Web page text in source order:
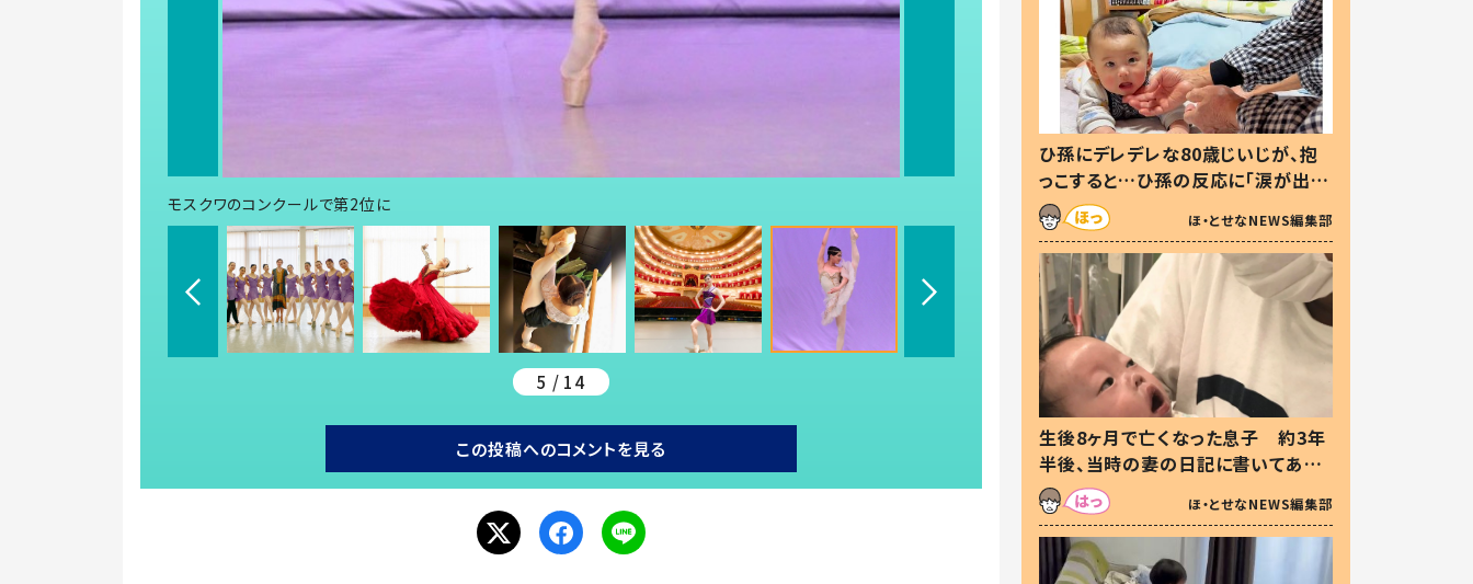
モスクワのコンクールで第2位に
5 / 14
この投稿へのコメントを見る
ひ孫にデレデレな80歳じいじが、抱
っこすると…ひ孫の反応に「涙が出ま
した」「可愛くて仕方ない」
ほ・とせなNEWS編集部
生後8ヶ月で亡くなった息子 約3年
半後、当時の妻の日記に書いてあっ
た本音とは
ほ・とせなNEWS編集部